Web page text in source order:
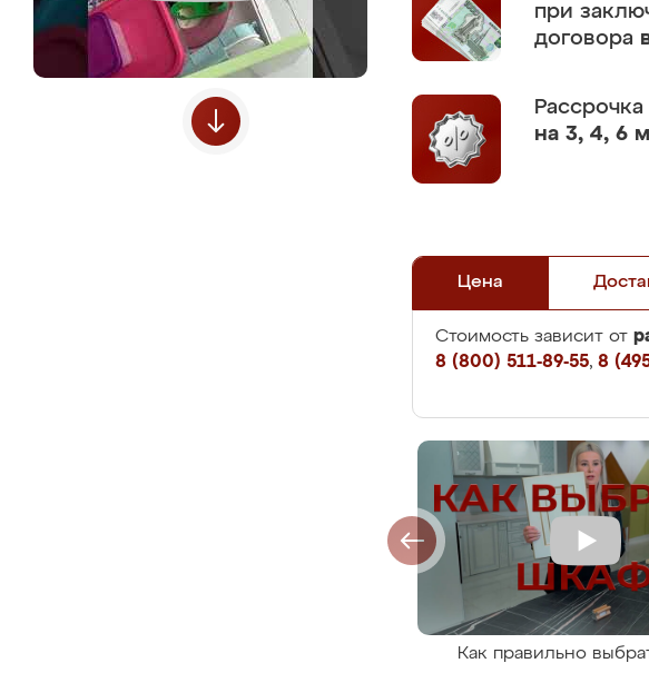
при
договора
Рассрочка
на 3, 4, 6
Цена
Стоимость зависит от
8 (800) 511-89-55, 8
Как правильно